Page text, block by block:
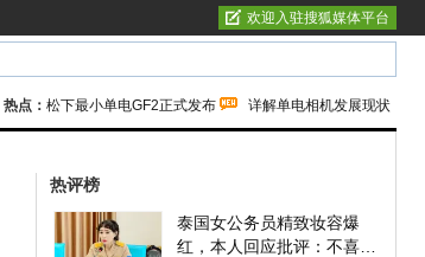
欢迎入驻搜狐媒体平台
热点： 松下最小单电GF2正式发布 详解单电相机发展现状
热评榜
泰国女公务员精致妆容爆
红，本人回应批评：不喜欢